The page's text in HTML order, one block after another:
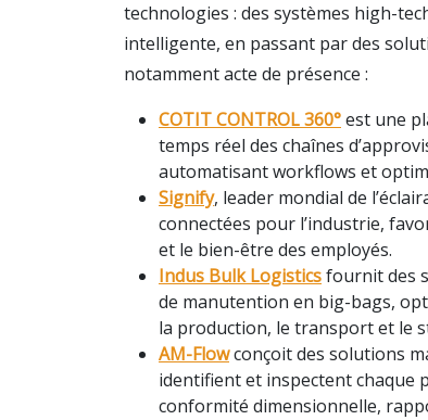
technologies : des systèmes high-
intelligente, en passant par des
notamment acte de présence :
COTIT CONTROL 360°est une
temps réel des chaînes
automatisant workflows et
Signify, leader mondial de
connectées pour l’industrie,
et le bien-être des employés.
Indus Bulk Logisticsfournit des
de manutention en big-bags,
la production, le transport et le
AM-Flowconçoit des solutions
identifient et inspectent chaque
conformité dimensionnelle,